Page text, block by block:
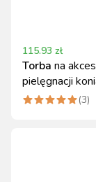
115.93 zł
Torba na
pielęgnacji
granatowy/ (3)